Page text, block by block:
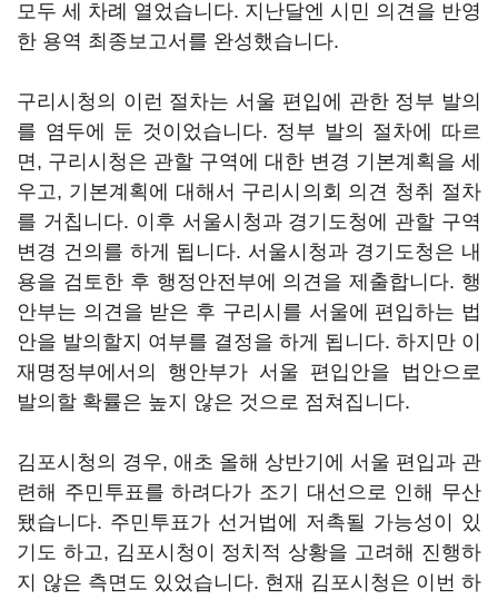
모두 세 차례 열었습니다. 지난달엔 시민 의견을 반영
한 용역 최종보고서를 완성했습니다.
구리시청의 이런 절차는 서울 편입에 관한 정부 발의
를 염두에 둔 것이었습니다. 정부 발의 절차에 따르
면, 구리시청은 관할 구역에 대한 변경 기본계획을 세
우고, 기본계획에 대해서 구리시의회 의견 청취 절차
를 거칩니다. 이후 서울시청과 경기도청에 관할 구역
변경 건의를 하게 됩니다. 서울시청과 경기도청은 내
용을 검토한 후 행정안전부에 의견을 제출합니다. 행
안부는 의견을 받은 후 구리시를 서울에 편입하는 법
안을 발의할지 여부를 결정을 하게 됩니다. 하지만 이
재명정부에서의 행안부가 서울 편입안을 법안으로
발의할 확률은 높지 않은 것으로 점쳐집니다.
김포시청의 경우, 애초 올해 상반기에 서울 편입과 관
련해 주민투표를 하려다가 조기 대선으로 인해 무산
됐습니다. 주민투표가 선거법에 저촉될 가능성이 있
기도 하고, 김포시청이 정치적 상황을 고려해 진행하
지 않은 측면도 있었습니다. 현재 김포시청은 이번 하